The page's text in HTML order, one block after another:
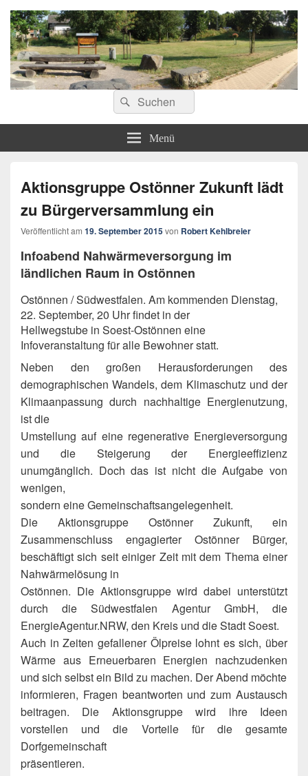
ostoennen.deSuchen
nach:
Suchen
Menü
Aktionsgruppe Ostönner Zukunft lädt
zu Bürgerversammlung ein
Veröffentlicht am 19. September 2015von Robert Kehlbreier
Infoabend Nahwärmeversorgung im
ländlichen Raum in Ostönnen
Ostönnen / Südwestfalen. Am kommenden Dienstag,
22. September, 20 Uhr findet in der
Hellwegstube in Soest-Ostönnen eine
Infoveranstaltung für alle Bewohner statt.
Neben den großen Herausforderungen des
demographischen Wandels, dem Klimaschutz und der
Klimaanpassung durch nachhaltige Energienutzung,
ist die
Umstellung auf eine regenerative Energieversorgung
und die Steigerung der Energieeffizienz
unumgänglich. Doch das ist nicht die Aufgabe von
wenigen,
sondern eine Gemeinschaftsangelegenheit.
Die Aktionsgruppe Ostönner Zukunft, ein
Zusammenschluss engagierter Ostönner Bürger,
beschäftigt sich seit einiger Zeit mit dem Thema einer
Nahwärmelösung in
Ostönnen. Die Aktionsgruppe wird dabei unterstützt
durch die Südwestfalen Agentur GmbH, die
EnergieAgentur.NRW, den Kreis und die Stadt Soest.
Auch in Zeiten gefallener Ölpreise lohnt es sich, über
Wärme aus Erneuerbaren Energien nachzudenken
und sich selbst ein Bild zu machen. Der Abend möchte
informieren, Fragen beantworten und zum Austausch
beitragen. Die Aktionsgruppe wird ihre Ideen
vorstellen und die Vorteile für die gesamte
Dorfgemeinschaft
präsentieren.